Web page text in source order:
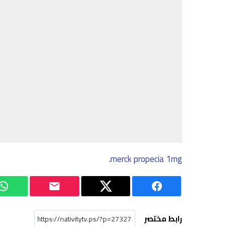
merck propecia 1mg
.
رابط مختصر